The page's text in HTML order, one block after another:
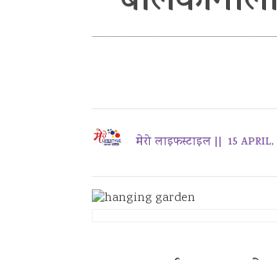
मेरो लाइफस्टाइल || 15